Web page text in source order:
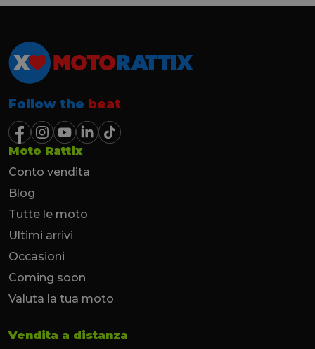
Follow the beat
Moto Rattix
Conto vendita
Blog
Tutte le moto
Ultimi arrivi
Occasioni
Coming soon
Valuta la tua moto
Vendita a distanza